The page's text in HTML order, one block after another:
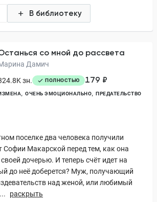
В библиотеку
со мной до рассвета
Дамич
зн.
ПОЛНОСТЬЮ 179 ₽
ОЧЕНЬ ЭМОЦИОНАЛЬНО ПРЕДАТЕЛЬСТВО
поселке два человека получили
Софии Макарской перед тем, как она
дочерью. И теперь счёт идет на
до неё доберется? Муж, получающий
над женой, или любимый
раскрыть